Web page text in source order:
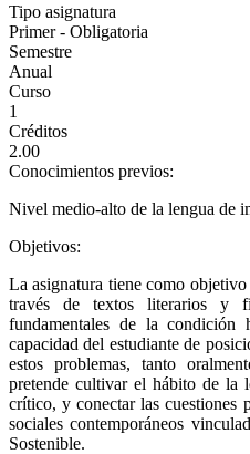
Tipo asignatura
Primer - Obligatoria
Semestre
Anual
Curso
1
Créditos
2.00
Conocimientos previos:
Nivel medio-alto de la lengua de
Objetivos:
La asignatura tiene como
través de textos literarios y
fundamentales de la condición
capacidad del estudiante de
estos problemas, tanto
pretende cultivar el hábito de la
crítico, y conectar las cuestiones
sociales contemporáneos
Sostenible.